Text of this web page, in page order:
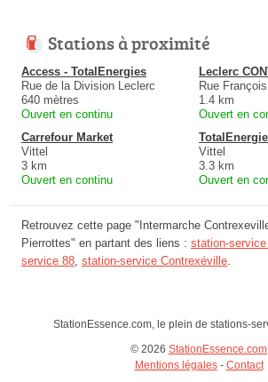
Stations à proximité
Access - TotalEnergies
Rue de la Division Leclerc
640 mètres
Ouvert en continu
Leclerc
Rue
1.4 km
Ouvert en
Carrefour Market
Vittel
3 km
Ouvert en continu
Vittel
3.3 km
Ouvert en
Retrouvez cette page "Intermarche
Pierrottes" en partant des liens : station-
service 88 station-service Contrexéville
StationEssence.com, le plein de stations-
© 2026 StationEssence.com
Mentions légales- Contact